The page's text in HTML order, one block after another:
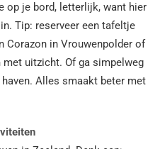
op je bord, letterlijk, want hier
Tip: reserveer een tafeltje
Corazon in Vrouwenpolder of
met uitzicht. Of ga simpelweg
Alles smaakt beter met